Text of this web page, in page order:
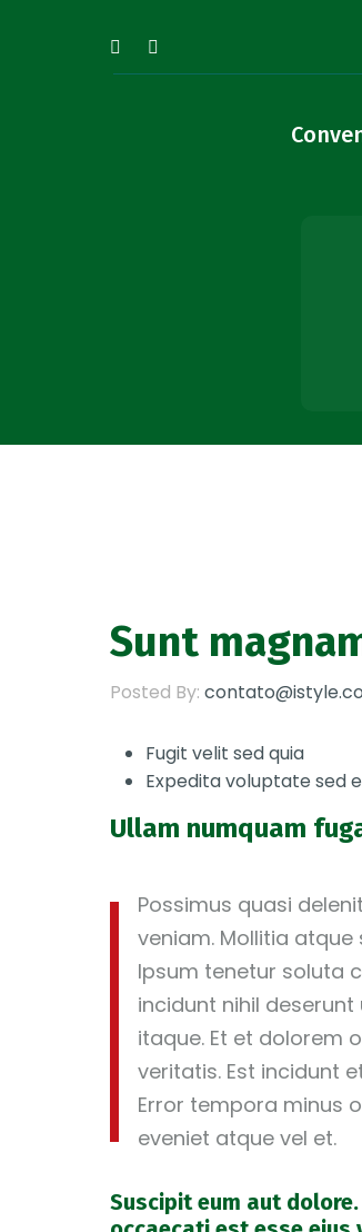
Sunt
Posted By:
Fugit velit sed quia
Expedita voluptate sed
Ullam numquam
Possimus quasi
veniam. Mollitia
Ipsum tenetur soluta
incidunt nihil
itaque. Et et dolorem
veritatis. Est incidunt
Error tempora minus
eveniet atque vel et.
Suscipit eum aut